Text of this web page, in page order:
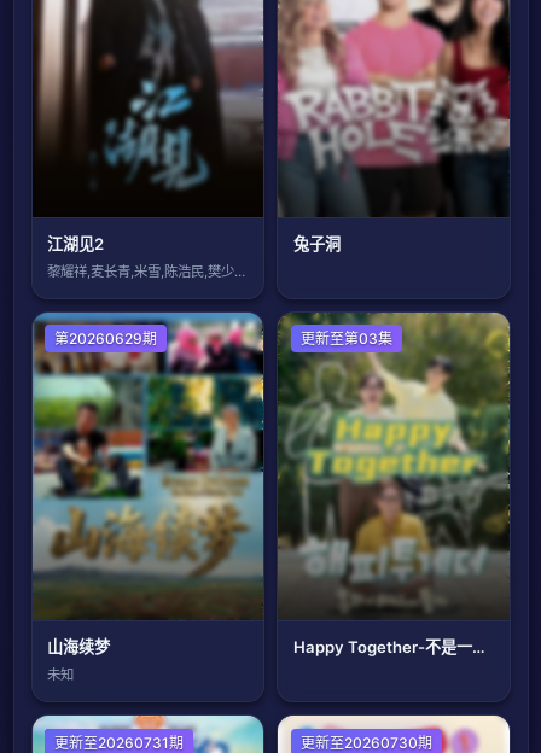
江湖见2
黎耀祥,麦长青,米雪,陈浩民,樊少皇,吕
兔子洞
大陆综艺
第20260629期
山海续梦
未知
日韩综艺
更新至第03集
Happy Together-不是一个人真好
大陆综艺
更新至20260731期 更新至20260730期